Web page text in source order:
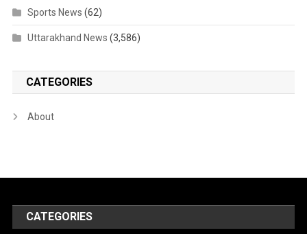
Sports News (62)
Uttarakhand News (3,586)
CATEGORIES
About
CATEGORIES